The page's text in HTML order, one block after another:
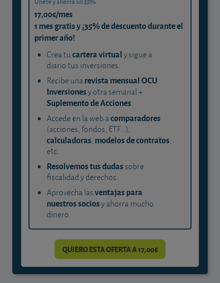
17,00€/mes
1 mes gratis y ¡35% de descuento durante el
primer año!
Crea tucartera virtualy sigue a
diario tus inversiones.
Recibe unarevista mensual OCU
Inversionesy otra semanal +
Suplemento de Acciones.
Accede en la web acomparadores
(acciones, fondos, ETF...),
calculadoras, modelos de contratos,
etc.
Resolvemos tus dudassobre
fiscalidad y derechos.
Aprovecha lasventajas para
nuestros sociosy ahorra mucho
dinero.
QUIERO ESTA OFERTA A 17,00€